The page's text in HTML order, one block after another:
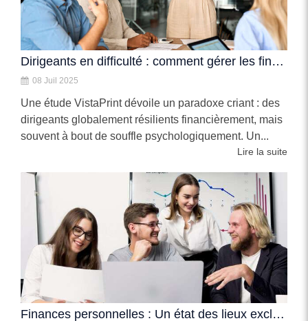
Dirigeants en difficulté : comment gérer les finances et le stress ?
08 Juil 2025
Une étude VistaPrint dévoile un paradoxe criant : des
dirigeants globalement résilients financièrement, mais
souvent à bout de souffle psychologiquement. Un...
Lire la suite
Finances personnelles : Un état des lieux exclusif de votre capital